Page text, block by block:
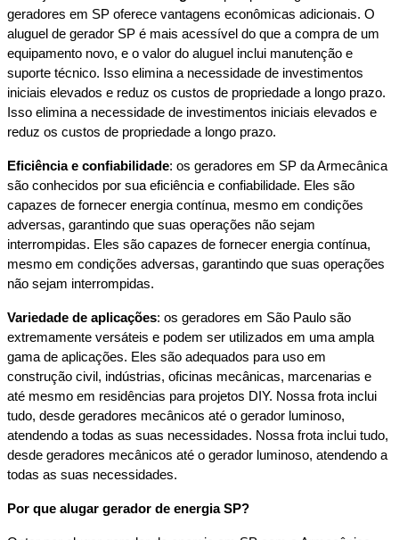
geradores em SP oferece vantagens econômicas adicionais. O
aluguel de gerador SP é mais acessível do que a compra de um
equipamento novo, e o valor do aluguel inclui manutenção e
suporte técnico. Isso elimina a necessidade de investimentos
iniciais elevados e reduz os custos de propriedade a longo prazo.
Isso elimina a necessidade de investimentos iniciais elevados e
reduz os custos de propriedade a longo prazo.
Eficiência e confiabilidade: os geradores em SP da Armecânica
são conhecidos por sua eficiência e confiabilidade. Eles são
capazes de fornecer energia contínua, mesmo em condições
adversas, garantindo que suas operações não sejam
interrompidas. Eles são capazes de fornecer energia contínua,
mesmo em condições adversas, garantindo que suas operações
não sejam interrompidas.
Variedade de aplicações: os geradores em São Paulo são
extremamente versáteis e podem ser utilizados em uma ampla
gama de aplicações. Eles são adequados para uso em
construção civil, indústrias, oficinas mecânicas, marcenarias e
até mesmo em residências para projetos DIY. Nossa frota inclui
tudo, desde geradores mecânicos até o gerador luminoso,
atendendo a todas as suas necessidades. Nossa frota inclui tudo,
desde geradores mecânicos até o gerador luminoso, atendendo a
todas as suas necessidades.
Por que alugar gerador de energia SP?